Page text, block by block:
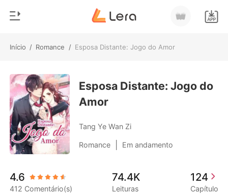
Início / Romance / Esposa Distante: Jogo do Amor
Loja
Histórico
Sair
Baixar App
Gênero
Moderno
Lobisomem
Contos
Bilionários
Esposa Distante: Jogo do
Amor
Tang Ye Wan Zi
Romance Em andamento
4.6
412 Comentário(s)
74.4K
Leituras
124
Capítulo